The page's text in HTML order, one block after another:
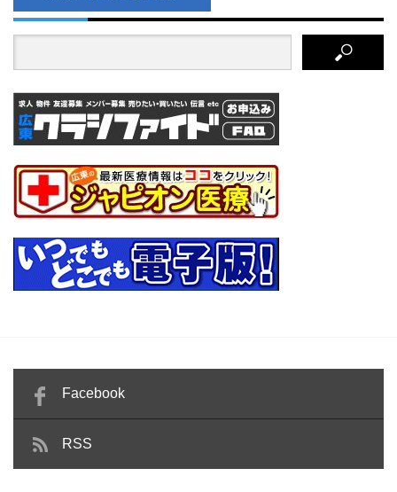
Facebook
RSS